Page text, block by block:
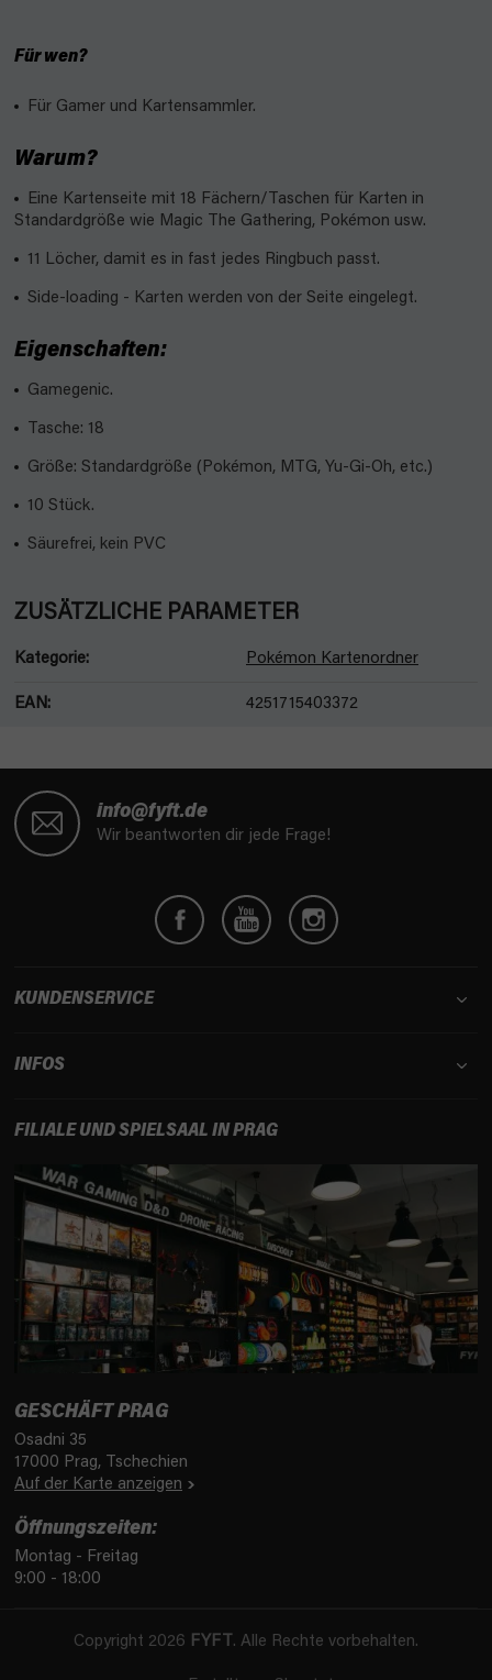
Für wen?
Für Gamer und Kartensammler.
Warum?
Eine Kartenseite mit 18 Fächern/Taschen für Karten in
Standardgröße wie Magic The Gathering, Pokémon usw.
11 Löcher, damit es in fast jedes Ringbuch passt.
Side-loading - Karten werden von der Seite eingelegt.
Eigenschaften:
Gamegenic.
Tasche: 18
Größe: Standardgröße (Pokémon, MTG, Yu-Gi-Oh, etc.)
10 Stück.
Säurefrei, kein PVC
ZUSÄTZLICHE PARAMETER
Kategorie: Pokémon Kartenordner
EAN: 4251715403372
info@fyft.de
Wir beantworten dir jede Frage!
KUNDENSERVICE
INFOS
FILIALE UND SPIELSAAL IN PRAG
GESCHÄFT PRAG
Osadni 35
17000 Prag, Tschechien
Auf der Karte anzeigen
Öffnungszeiten:
Montag - Freitag
9:00 - 18:00
Copyright 2026 FYFT . Alle Rechte vorbehalten.